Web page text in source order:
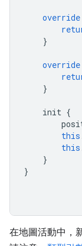
override
}
override
}
init {
this
this
}
}
在地圖活動中，